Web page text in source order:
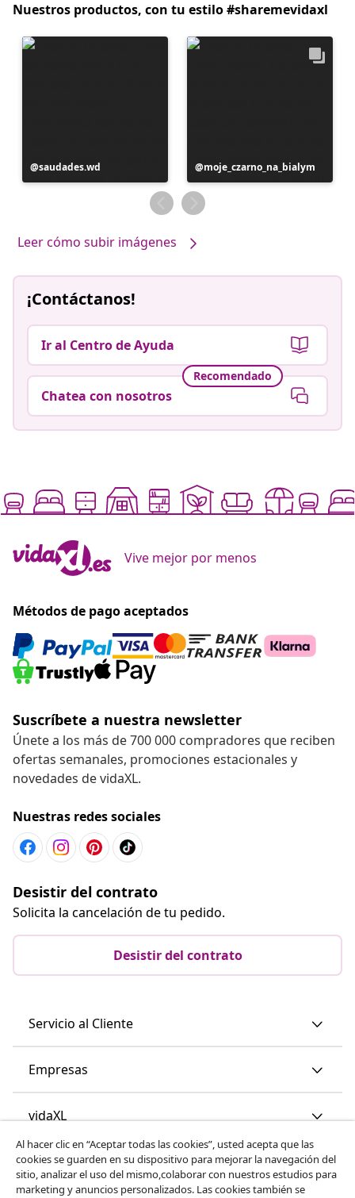
Nuestros productos, con tu estilo #sharemevidaxl
Publicación
realizada
saudades.wd
Publicación
realizada
por
moje_czarno_na_bialym
Leer cómo subir imágenes
¡Contáctanos!
Ir al Centro de Ayuda
Recomendado
Chatea con nosotros
Vive mejor por menos
Métodos de pago aceptados
Suscríbete a nuestra newsletter
Únete a los más de 700 000 compradores que reciben
ofertas semanales, promociones estacionales y
novedades de vidaXL.
Nuestras redes sociales
Desistir del contrato
Solicita la cancelación de tu pedido.
Desistir del contrato
Servicio al Cliente
Empresas
vidaXL
Descubre mas
Al hacer clic en “Aceptar todas las cookies”, usted acepta que las
cookies se guarden en su dispositivo para mejorar la navegación del
sitio, analizar el uso del mismo,colaborar con nuestros estudios para
marketing y anuncios personalizados. Las cookies también se